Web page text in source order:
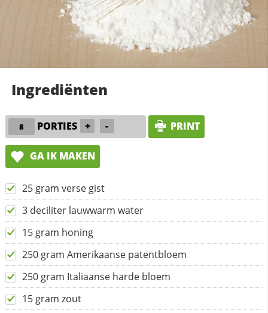
Ingrediënten
PORTIES + - PRINT
GA IK MAKEN
25 gram verse gist
3 deciliter lauwwarm water
15 gram honing
250 gram Amerikaanse patentbloem
250 gram Italiaanse harde bloem
15 gram zout